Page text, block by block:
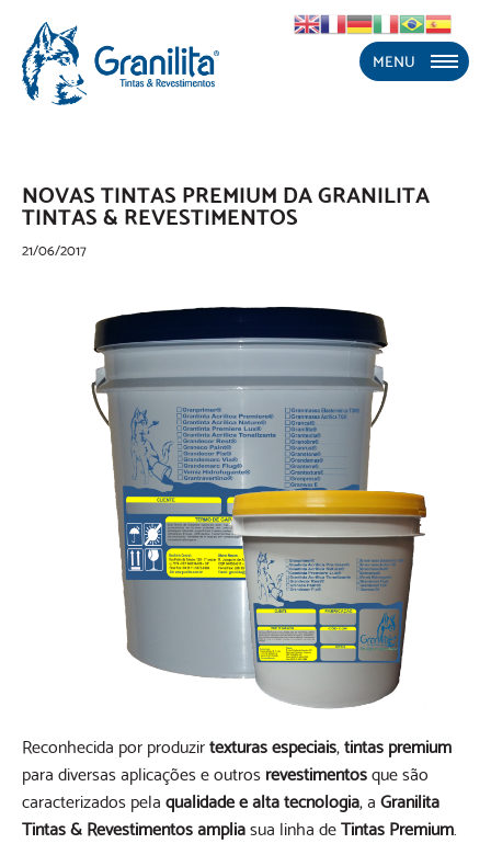
MENU
NOVAS TINTAS PREMIUM DA GRANILITA
TINTAS & REVESTIMENTOS
21/06/2017
Reconhecida por produzirtexturas especiais,tintas premium
para diversas aplicações e outrosrevestimentosque são
caracterizados pelaqualidade e alta tecnologia, aGranilita
Tintas & Revestimentosampliasua linha deTintas Premium.